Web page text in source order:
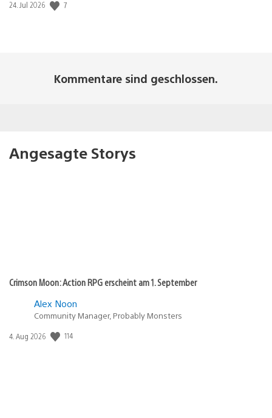
Veröffentlichungsdatum:
24. Jul 2026 7
Kommentare sind geschlossen.
Angesagte Storys
Crimson Moon: Action RPG erscheint am 1. September
Alex Noon
Community Manager, Probably Monsters
Veröffentlichungsdatum:
4. Aug 2026 114